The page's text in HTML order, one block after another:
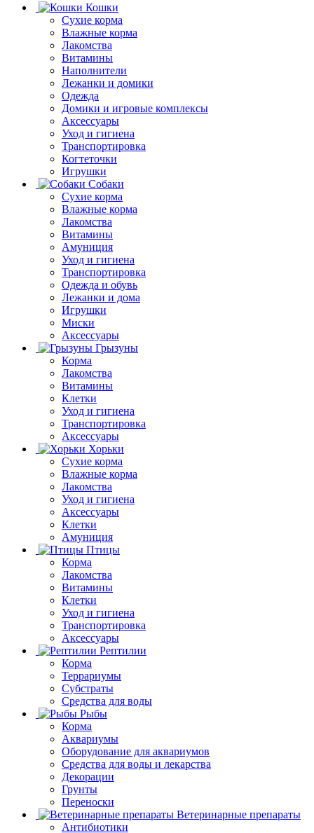
Кошки
Сухие корма
Влажные корма
Лакомства
Витамины
Наполнители
Лежанки и домики
Одежда
Домики и игровые комплексы
Аксессуары
Уход и гигиена
Транспортировка
Когтеточки
Игрушки
Собаки
Сухие корма
Влажные корма
Лакомства
Витамины
Амуниция
Уход и гигиена
Транспортировка
Одежда и обувь
Лежанки и дома
Игрушки
Миски
Аксессуары
Грызуны
Корма
Лакомства
Витамины
Клетки
Уход и гигиена
Транспортировка
Аксессуары
Хорьки
Сухие корма
Влажные корма
Лакомства
Уход и гигиена
Аксессуары
Клетки
Амуниция
Птицы
Корма
Лакомства
Витамины
Клетки
Уход и гигиена
Транспортировка
Аксессуары
Рептилии
Корма
Террариумы
Субстраты
Средства для воды
Рыбы
Корма
Аквариумы
Оборудование для аквариумов
Средства для воды и лекарства
Декорации
Грунты
Переноски
Ветеринарные препараты
Антибиотики